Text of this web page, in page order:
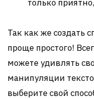
только
Так как же создать
проще простого!
можете удивлять
манипуляции
выберите свой